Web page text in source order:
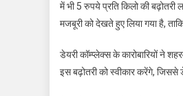
में भी 5 रुपये प्रति किलो की
मजबूरी को देखते हुए लिया गया है,
डेयरी कॉम्प्लेक्स के कारोबारियों ने
इस बढ़ोतरी को स्वीकार करेंगे,